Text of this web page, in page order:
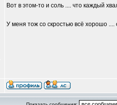
Вот в этом-то и соль .... что каждый
У меня тож со скростью всё хорошо ....